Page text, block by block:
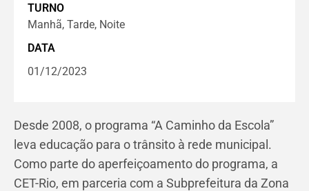
Desde 2008, o programa “A Caminho da Escola”
leva educação para o trânsito à rede municipal.
Como parte do aperfeiçoamento do programa, a
CET-Rio, em parceria com a Subprefeitura da Zona
TURNO
Manhã, Tarde, Noite
DATA
01/12/2023